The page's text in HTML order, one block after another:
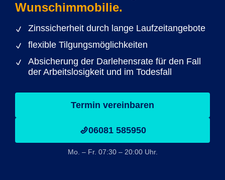
Wunschimmobilie.
Zinssicherheit durch lange Laufzeitangebote
flexible Tilgungsmöglichkeiten
Absicherung der Darlehensrate für den Fall
der Arbeitslosigkeit und im Todesfall
Termin vereinbaren
06081 585950
Mo. – Fr. 07:30 – 20:00 Uhr.